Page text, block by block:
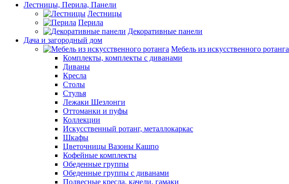
Лестницы, Перила, Панели
Лестницы
Перила
Декоративные панели
Дача и загородный дом
Мебель из искусственного ротанга
Комплекты, комплекты с диванами
Диваны
Кресла
Столы
Стулья
Лежаки Шезлонги
Оттоманки и пуфы
Коллекции
Искусственный ротанг, металлокаркас
Шкафы
Цветочницы Вазоны Кашпо
Кофейные комплекты
Обеденные группы
Обеденные группы с диванами
Подвесные кресла, качели, гамаки